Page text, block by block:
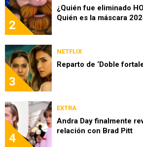
2
¿Quién fue eliminado
Quién es la máscara
3
NETFLIX
Reparto de ‘Doble
4
EXTRA
Andra Day finalmente
relación con Brad Pitt